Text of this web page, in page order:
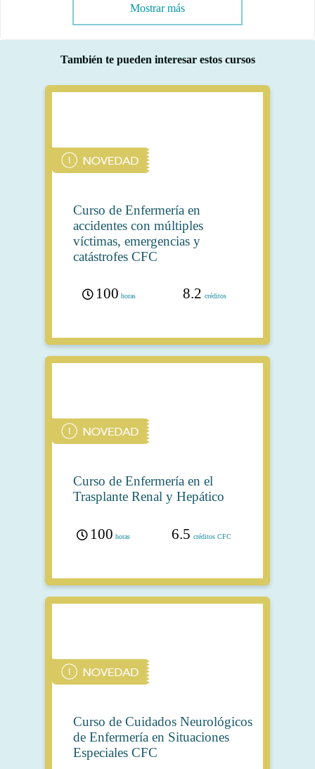
Mostrar más
También te pueden interesar estos cursos
Curso de Enfermería en
accidentes con múltiples
víctimas, emergencias y
catástrofes CFC
100 horas 8.2 créditos
Curso de Enfermería en el
Trasplante Renal y Hepático
100 horas 6.5 créditos CFC
Curso de Cuidados Neurológicos
de Enfermería en Situaciones
Especiales CFC